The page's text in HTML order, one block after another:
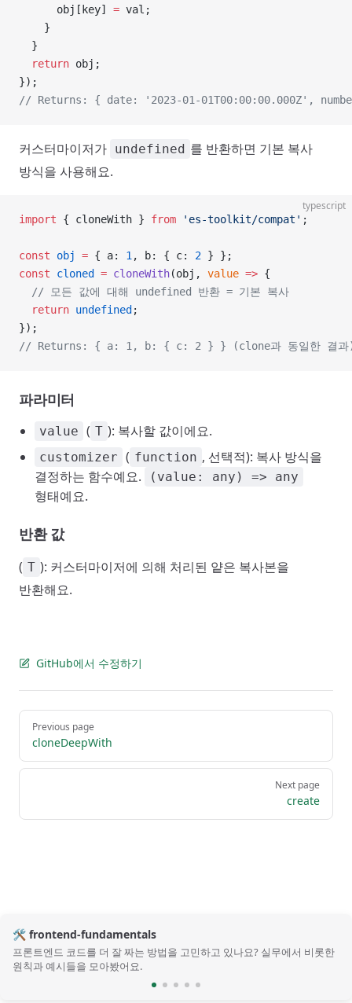
      obj[key]
= val;
    }
  }
  return
obj;
});
// Returns: { date: '2023-01-01T00:00:00.000Z',
커스터마이저가 undefined 를 반환하면 기본 복사
방식을 사용해요.
typescript
import { cloneWith } from 'es-toolkit/compat' ;
const obj = { a: 1 , b: { c: 2 } };
const cloned = cloneWith(obj, value => {
  // 모든 값에 대해 undefined 반환 = 기본 복사
  return
undefined ;
});
// Returns: { a: 1, b: { c: 2 } } (clone과 동일한 결과
파라미터
value ( T ): 복사할 값이에요.
customizer ( function , 선택적): 복사 방식을
결정하는 함수예요.
(value: any) => any
형태예요.
반환 값
( T ): 커스터마이저에 의해 처리된 얕은 복사본을
반환해요.
GitHub에서 수정하기
Pager
Previous page
cloneDeepWith
Next page
create
🛠️ frontend-fundamentals
프론트엔드 코드를 더 잘 짜는 방법을 고민하고 있나요? 실무에서 비롯한
원칙과 예시들을 모아봤어요.